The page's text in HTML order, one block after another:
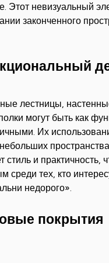
Этот невизуальный
законченного
лестницы,
могут быть как
Их
стиль и практичность,
среди тех, кто
недорого».
покрытия